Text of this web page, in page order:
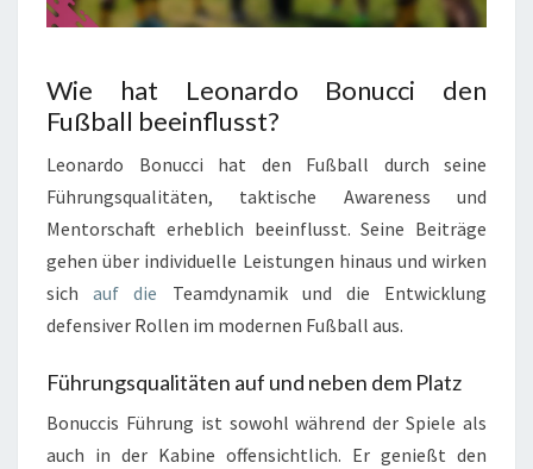
Wie hat Leonardo Bonucci den
Fußball beeinflusst?
Leonardo Bonucci hat den Fußball durch seine
Führungsqualitäten, taktische Awareness und
Mentorschaft erheblich beeinflusst. Seine Beiträge
gehen über individuelle Leistungen hinaus und wirken
sichauf die Teamdynamik und die Entwicklung
defensiver Rollen im modernen Fußball aus.
Führungsqualitäten auf und neben dem Platz
Bonuccis Führung ist sowohl während der Spiele als
auch in der Kabine offensichtlich. Er genießt den